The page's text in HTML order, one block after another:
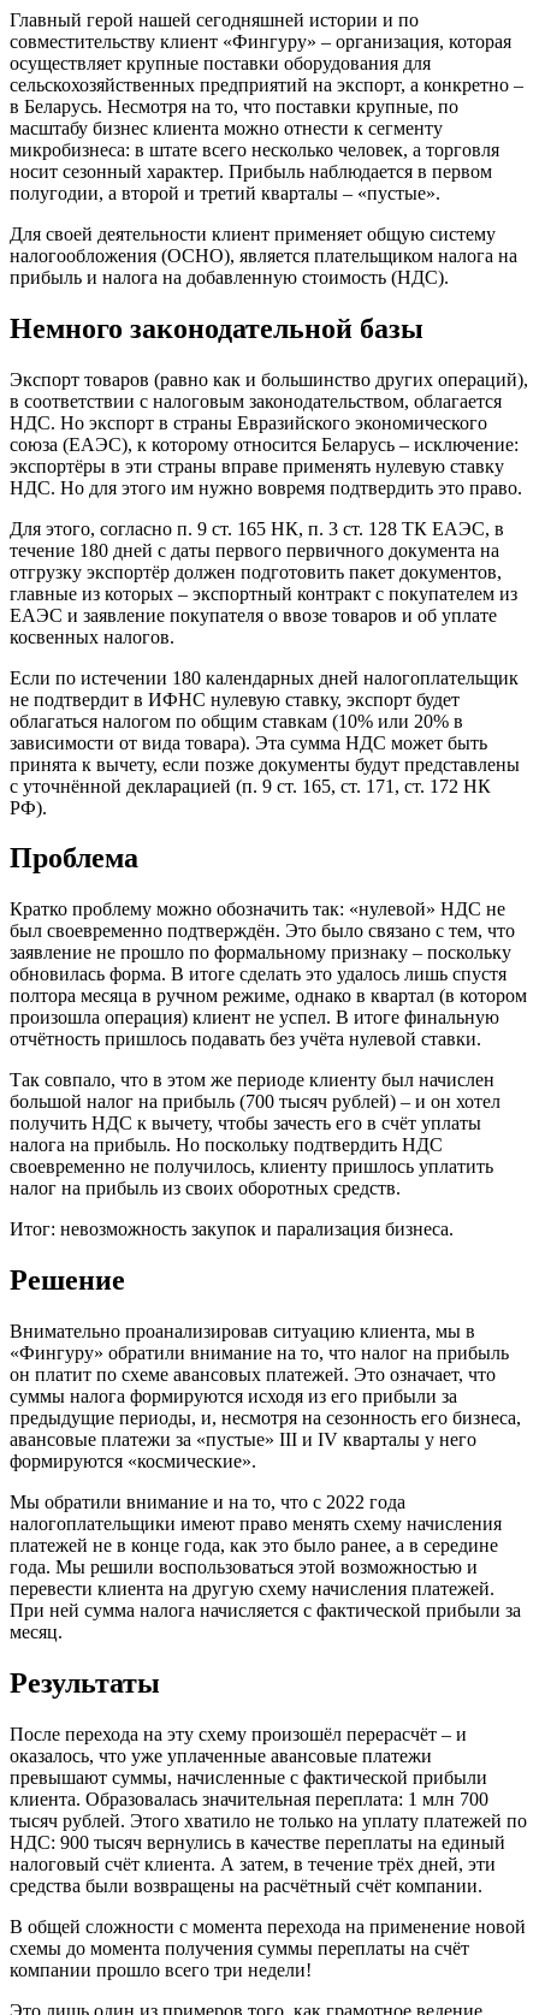
Главный герой нашей сегодняшней истории и по
совместительству клиент «Фингуру» – организация, которая
осуществляет крупные поставки оборудования для
сельскохозяйственных предприятий на экспорт, а конкретно –
в Беларусь. Несмотря на то, что поставки крупные, по
масштабу бизнес клиента можно отнести к сегменту
микробизнеса: в штате всего несколько человек, а торговля
носит сезонный характер. Прибыль наблюдается в первом
полугодии, а второй и третий кварталы – «пустые».
Для своей деятельности клиент применяет общую систему
налогообложения (ОСНО), является плательщиком налога на
прибыль и налога на добавленную стоимость (НДС).
Немного законодательной базы
Экспорт товаров (равно как и большинство других операций),
в соответствии с налоговым законодательством, облагается
НДС. Но экспорт в страны Евразийского экономического
союза (ЕАЭС), к которому относится Беларусь – исключение:
экспортёры в эти страны вправе применять нулевую ставку
НДС. Но для этого им нужно вовремя подтвердить это право.
Для этого, согласно п. 9 ст. 165 НК, п. 3 ст. 128 ТК ЕАЭС, в
течение 180 дней с даты первого первичного документа на
отгрузку экспортёр должен подготовить пакет документов,
главные из которых – экспортный контракт с покупателем из
ЕАЭС и заявление покупателя о ввозе товаров и об уплате
косвенных налогов.
Если по истечении 180 календарных дней налогоплательщик
не подтвердит в ИФНС нулевую ставку, экспорт будет
облагаться налогом по общим ставкам (10% или 20% в
зависимости от вида товара). Эта сумма НДС может быть
принята к вычету, если позже документы будут представлены
с уточнённой декларацией (п. 9 ст. 165, ст. 171, ст. 172 НК
РФ).
Проблема
Кратко проблему можно обозначить так: «нулевой» НДС не
был своевременно подтверждён. Это было связано с тем, что
заявление не прошло по формальному признаку – поскольку
обновилась форма. В итоге сделать это удалось лишь спустя
полтора месяца в ручном режиме, однако в квартал (в котором
произошла операция) клиент не успел. В итоге финальную
отчётность пришлось подавать без учёта нулевой ставки.
Так совпало, что в этом же периоде клиенту был начислен
большой налог на прибыль (700 тысяч рублей) – и он хотел
получить НДС к вычету, чтобы зачесть его в счёт уплаты
налога на прибыль. Но поскольку подтвердить НДС
своевременно не получилось, клиенту пришлось уплатить
налог на прибыль из своих оборотных средств.
Итог: невозможность закупок и парализация бизнеса.
Решение
Внимательно проанализировав ситуацию клиента, мы в
«Фингуру» обратили внимание на то, что налог на прибыль
он платит по схеме авансовых платежей. Это означает, что
суммы налога формируются исходя из его прибыли за
предыдущие периоды, и, несмотря на сезонность его бизнеса,
авансовые платежи за «пустые» III и IV кварталы у него
формируются «космические».
Мы обратили внимание и на то, что с 2022 года
налогоплательщики имеют право менять схему начисления
платежей не в конце года, как это было ранее, а в середине
года. Мы решили воспользоваться этой возможностью и
перевести клиента на другую схему начисления платежей.
При ней сумма налога начисляется с фактической прибыли за
месяц.
Результаты
После перехода на эту схему произошёл перерасчёт – и
оказалось, что уже уплаченные авансовые платежи
превышают суммы, начисленные с фактической прибыли
клиента. Образовалась значительная переплата: 1 млн 700
тысяч рублей. Этого хватило не только на уплату платежей по
НДС: 900 тысяч вернулись в качестве переплаты на единый
налоговый счёт клиента. А затем, в течение трёх дней, эти
средства были возвращены на расчётный счёт компании.
В общей сложности с момента перехода на применение новой
схемы до момента получения суммы переплаты на счёт
компании прошло всего три недели!
Это лишь один из примеров того, как грамотное ведение